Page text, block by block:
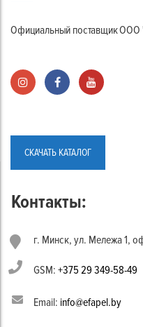
Официальный поставщик ООО
СКАЧАТЬ КАТАЛОГ
Контакты:
г. Минск, ул. Мележа 1,
GSM: +375 29 349-58-49
Email: info@efapel.by